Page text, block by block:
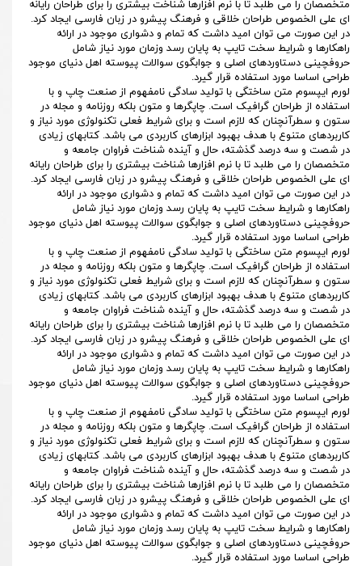
متخصصان را می طلبد تا با نرم افزارها شناخت بیشتری را برای طراحان رایانه
ای علی الخصوص طراحان خلاقی و فرهنگ پیشرو در زبان فارسی ایجاد کرد.
در این صورت می توان امید داشت که تمام و دشواری موجود در ارائه
راهکارها و شرایط سخت تایپ به پایان رسد وزمان مورد نیاز شامل
حروفچینی دستاوردهای اصلی و جوابگوی سوالات پیوسته اهل دنیای موجود
طراحی اساسا مورد استفاده قرار گیرد.
لورم ایپسوم متن ساختگی با تولید سادگی نامفهوم از صنعت چاپ و با
استفاده از طراحان گرافیک است. چاپگرها و متون بلکه روزنامه و مجله در
ستون و سطرآنچنان که لازم است و برای شرایط فعلی تکنولوژی مورد نیاز و
کاربردهای متنوع با هدف بهبود ابزارهای کاربردی می باشد. کتابهای زیادی
در شصت و سه درصد گذشته، حال و آینده شناخت فراوان جامعه و
متخصصان را می طلبد تا با نرم افزارها شناخت بیشتری را برای طراحان رایانه
ای علی الخصوص طراحان خلاقی و فرهنگ پیشرو در زبان فارسی ایجاد کرد.
در این صورت می توان امید داشت که تمام و دشواری موجود در ارائه
راهکارها و شرایط سخت تایپ به پایان رسد وزمان مورد نیاز شامل
حروفچینی دستاوردهای اصلی و جوابگوی سوالات پیوسته اهل دنیای موجود
طراحی اساسا مورد استفاده قرار گیرد.
لورم ایپسوم متن ساختگی با تولید سادگی نامفهوم از صنعت چاپ و با
استفاده از طراحان گرافیک است. چاپگرها و متون بلکه روزنامه و مجله در
ستون و سطرآنچنان که لازم است و برای شرایط فعلی تکنولوژی مورد نیاز و
کاربردهای متنوع با هدف بهبود ابزارهای کاربردی می باشد. کتابهای زیادی
در شصت و سه درصد گذشته، حال و آینده شناخت فراوان جامعه و
متخصصان را می طلبد تا با نرم افزارها شناخت بیشتری را برای طراحان رایانه
ای علی الخصوص طراحان خلاقی و فرهنگ پیشرو در زبان فارسی ایجاد کرد.
در این صورت می توان امید داشت که تمام و دشواری موجود در ارائه
راهکارها و شرایط سخت تایپ به پایان رسد وزمان مورد نیاز شامل
حروفچینی دستاوردهای اصلی و جوابگوی سوالات پیوسته اهل دنیای موجود
طراحی اساسا مورد استفاده قرار گیرد.
لورم ایپسوم متن ساختگی با تولید سادگی نامفهوم از صنعت چاپ و با
استفاده از طراحان گرافیک است. چاپگرها و متون بلکه روزنامه و مجله در
ستون و سطرآنچنان که لازم است و برای شرایط فعلی تکنولوژی مورد نیاز و
کاربردهای متنوع با هدف بهبود ابزارهای کاربردی می باشد. کتابهای زیادی
در شصت و سه درصد گذشته، حال و آینده شناخت فراوان جامعه و
متخصصان را می طلبد تا با نرم افزارها شناخت بیشتری را برای طراحان رایانه
ای علی الخصوص طراحان خلاقی و فرهنگ پیشرو در زبان فارسی ایجاد کرد.
در این صورت می توان امید داشت که تمام و دشواری موجود در ارائه
راهکارها و شرایط سخت تایپ به پایان رسد وزمان مورد نیاز شامل
حروفچینی دستاوردهای اصلی و جوابگوی سوالات پیوسته اهل دنیای موجود
طراحی اساسا مورد استفاده قرار گیرد.